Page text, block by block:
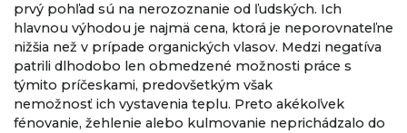
prvý pohľad sú na nerozoznanie od ľudských. Ich
hlavnou výhodou je najmä cena, ktorá je neporovnateľne
nižšia než v prípade organických vlasov. Medzi negatíva
patrili dlhodobo len obmedzené možnosti práce s
týmito príčeskami, predovšetkým však
nemožnosť ich vystavenia teplu. Preto akékoľvek
fénovanie, žehlenie alebo kulmovanie neprichádzalo do